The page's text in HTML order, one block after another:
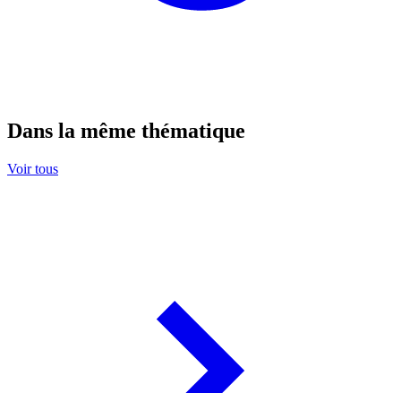
Dans la même thématique
Voir tous